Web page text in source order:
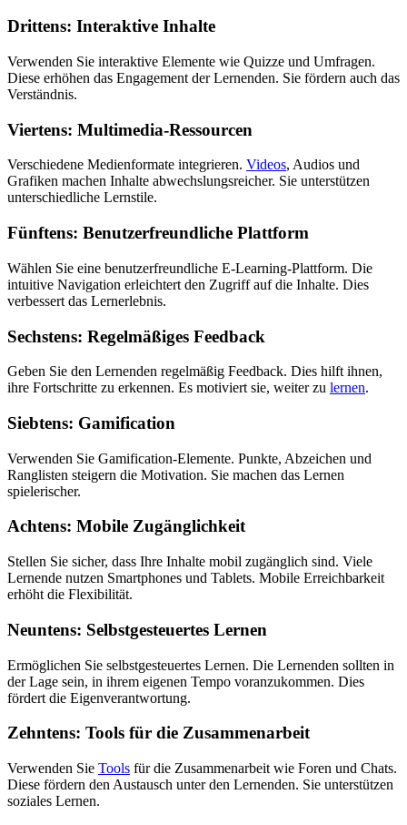
Drittens: Interaktive Inhalte
Verwenden Sie interaktive Elemente wie Quizze und Umfragen.
Diese erhöhen das Engagement der Lernenden. Sie fördern auch das
Verständnis.
Viertens: Multimedia-Ressourcen
Verschiedene Medienformate integrieren. Videos, Audios und
Grafiken machen Inhalte abwechslungsreicher. Sie unterstützen
unterschiedliche Lernstile.
Fünftens: Benutzerfreundliche Plattform
Wählen Sie eine benutzerfreundliche E-Learning-Plattform. Die
intuitive Navigation erleichtert den Zugriff auf die Inhalte. Dies
verbessert das Lernerlebnis.
Sechstens: Regelmäßiges Feedback
Geben Sie den Lernenden regelmäßig Feedback. Dies hilft ihnen,
ihre Fortschritte zu erkennen. Es motiviert sie, weiter zu lernen.
Siebtens: Gamification
Verwenden Sie Gamification-Elemente. Punkte, Abzeichen und
Ranglisten steigern die Motivation. Sie machen das Lernen
spielerischer.
Achtens: Mobile Zugänglichkeit
Stellen Sie sicher, dass Ihre Inhalte mobil zugänglich sind. Viele
Lernende nutzen Smartphones und Tablets. Mobile Erreichbarkeit
erhöht die Flexibilität.
Neuntens: Selbstgesteuertes Lernen
Ermöglichen Sie selbstgesteuertes Lernen. Die Lernenden sollten in
der Lage sein, in ihrem eigenen Tempo voranzukommen. Dies
fördert die Eigenverantwortung.
Zehntens: Tools für die Zusammenarbeit
Verwenden Sie Tools für die Zusammenarbeit wie Foren und Chats.
Diese fördern den Austausch unter den Lernenden. Sie unterstützen
soziales Lernen.